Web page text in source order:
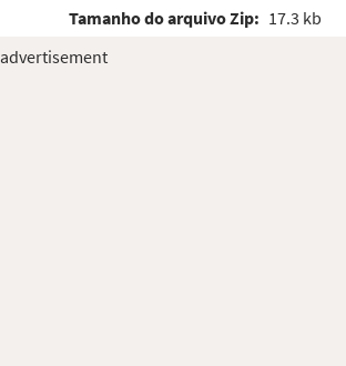
Tamanho do arquivo Zip: 17.3 kb
advertisement